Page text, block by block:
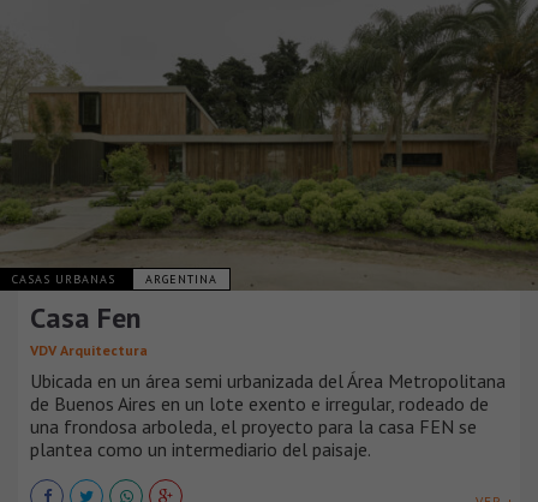
CASAS URBANAS ARGENTINA
Casa Fen
VDV Arquitectura
Ubicada en un área semi urbanizada del Área Metropolitana
de Buenos Aires en un lote exento e irregular, rodeado de
una frondosa arboleda, el proyecto para la casa FEN se
plantea como un intermediario del paisaje.